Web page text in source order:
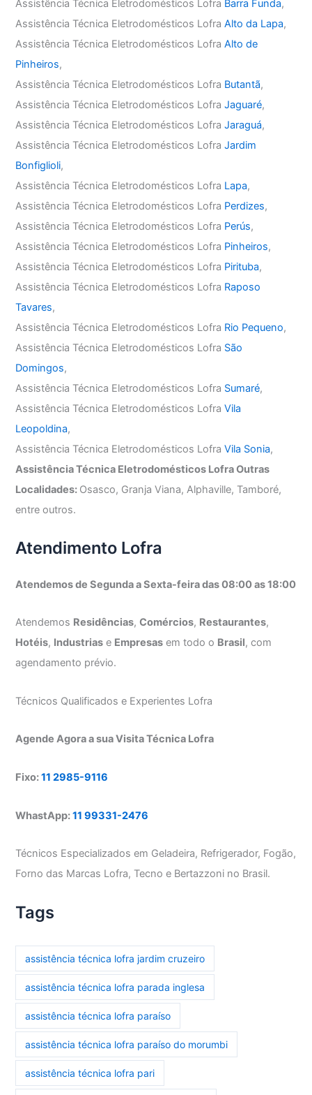
Assistência Técnica Eletrodomésticos Lofra Barra Funda,
Assistência Técnica Eletrodomésticos LofraAlto da Lapa,
Assistência Técnica Eletrodomésticos LofraAlto de
Pinheiros,
Assistência Técnica Eletrodomésticos Lofra Butantã,
Assistência Técnica Eletrodomésticos LofraJaguaré,
Assistência Técnica Eletrodomésticos LofraJaraguá,
Assistência Técnica Eletrodomésticos LofraJardim
Bonfiglioli,
Assistência Técnica Eletrodomésticos Lofra Lapa,
Assistência Técnica Eletrodomésticos Lofra Perdizes,
Assistência Técnica Eletrodomésticos Lofra Perús,
Assistência Técnica Eletrodomésticos Lofra Pinheiros,
Assistência Técnica Eletrodomésticos Lofra Pirituba,
Assistência Técnica Eletrodomésticos Lofra Raposo
Tavares,
Assistência Técnica Eletrodomésticos Lofra Rio Pequeno,
Assistência Técnica Eletrodomésticos Lofra São
Domingos,
Assistência Técnica Eletrodomésticos Lofra Sumaré,
Assistência Técnica Eletrodomésticos LofraVila
Leopoldina,
Assistência Técnica Eletrodomésticos LofraVila Sonia,
Assistência Técnica Eletrodomésticos Lofra Outras
Localidades: Osasco, Granja Viana, Alphaville, Tamboré,
entre outros.
Atendimento Lofra
Atendemos de Segunda a Sexta-feira das 08:00 as 18:00
Atendemos Residências,Comércios, Restaurantes,
Hotéis, Industrias e Empresas em todo o Brasil, com
agendamento prévio.
Técnicos Qualificados e Experientes Lofra
Agende Agora a sua Visita Técnica Lofra
Fixo:11 2985-9116
WhastApp:11 99331-2476
Técnicos Especializados em Geladeira, Refrigerador, Fogão,
Forno das Marcas Lofra, Tecno e Bertazzoni no Brasil.
Tags
assistência técnica lofra jardim cruzeiro
assistência técnica lofra parada inglesa
assistência técnica lofra paraíso
assistência técnica lofra paraíso do morumbi
assistência técnica lofra pari